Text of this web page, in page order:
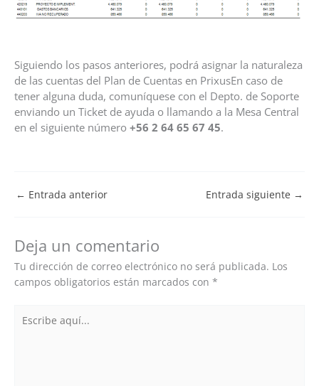
Siguiendo los pasos anteriores, podrá asignar la naturaleza
de las cuentas del Plan de Cuentas en PrixusEn caso de
tener alguna duda, comuníquese con el Depto. de Soporte
enviando un Ticket de ayuda o llamando a la Mesa Central
en el siguiente número +56 2 64 65 67 45.
← Entrada anterior Entrada siguiente →
Deja un comentario
Tu dirección de correo electrónico no será publicada. Los
campos obligatorios están marcados con *
aquí...